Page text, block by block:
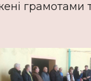
грамотами